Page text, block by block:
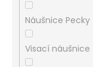
Náušnice Pecky
Visací náušnice